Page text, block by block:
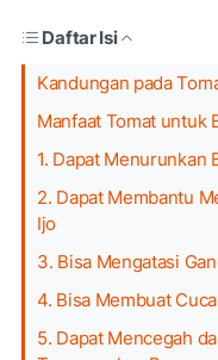
Daftar Isi
Kandungan pada
Manfaat Tomat untuk
1. Dapat Menurunkan
2. Dapat Membantu
Ijo
3. Bisa Mengatasi
4. Bisa Membuat
5. Dapat Mencegah